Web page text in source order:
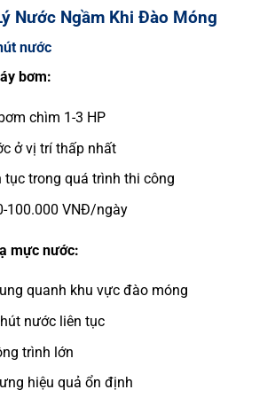
Nước Ngầm Khi Đào Móng
nước
bơm:
chìm 1-3 HP
ở vị trí thấp nhất
tục trong quá trình thi công
100.000 VNĐ/ngày
mực nước:
quanh khu vực đào móng
nước liên tục
trình lớn
hiệu quả ổn định